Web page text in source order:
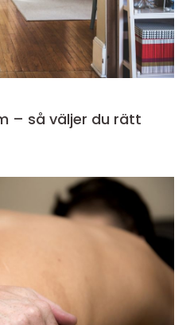
– så väljer du rätt